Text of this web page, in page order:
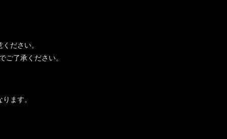
ださい。
了承ください。
ます。